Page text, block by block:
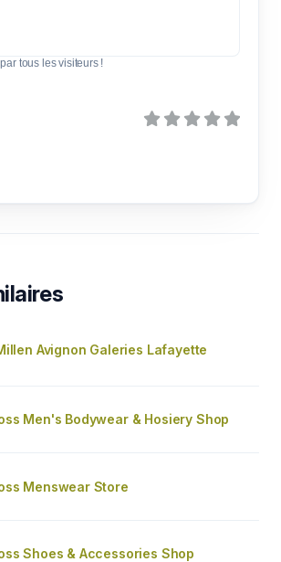
tous les visiteurs !
Avignon Galeries Lafayette
Men's Bodywear & Hosiery Shop
Menswear Store
Shoes & Accessories Shop